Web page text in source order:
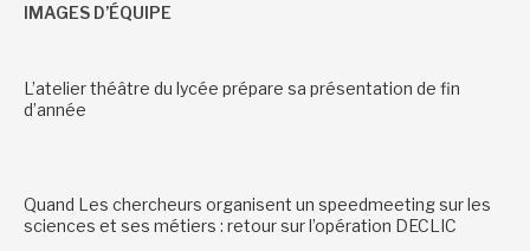
IMAGES D’ÉQUIPE
L’atelier théâtre du lycée prépare sa présentation de fin
d’année
Quand Les chercheurs organisent un speedmeeting sur les
sciences et ses métiers : retour sur l’opération DECLIC